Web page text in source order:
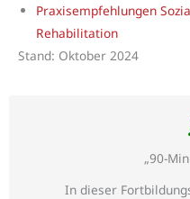
Praxisempfehlungen
Rehabilitation
Stand: Oktober 2024
„90-
In dieser